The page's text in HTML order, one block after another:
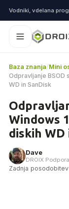
Baza znanja/Mini
Odpravljanje BSOD
WD in SanDisk
Windows
diskih WD
Dave
DROIX Podpora
Zadnja